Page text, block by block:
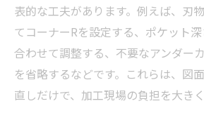
表的な工夫があります。例えば、刃
てコーナーRを設定する、ポケット
合わせて調整する、不要なアンダー
を省略するなどです。これらは、図
直しだけで、加工現場の負担を大き